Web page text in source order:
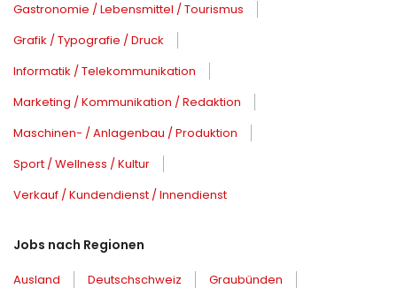
Gastronomie / Lebensmittel / Tourismus
Grafik / Typografie / Druck
Informatik / Telekommunikation
Marketing / Kommunikation / Redaktion
Maschinen- / Anlagenbau / Produktion
Sport / Wellness / Kultur
Verkauf / Kundendienst / Innendienst
Jobs nach Regionen
Ausland Deutschschweiz
Graubünden